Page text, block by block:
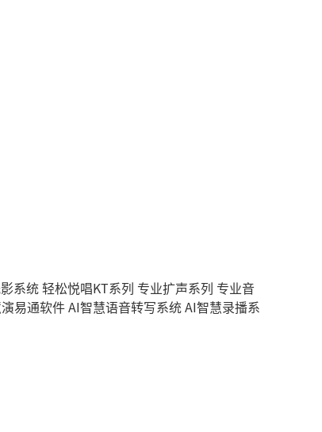
系统轻松悦唱KT系列 专业扩声系列 专业音
易通软件AI智慧语音转写系统AI智慧录播系